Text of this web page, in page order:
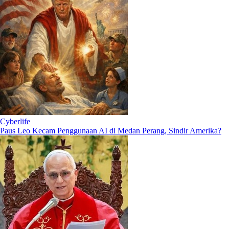
Cyberlife
Paus Leo Kecam Penggunaan AI di Medan Perang, Sindir Amerika?